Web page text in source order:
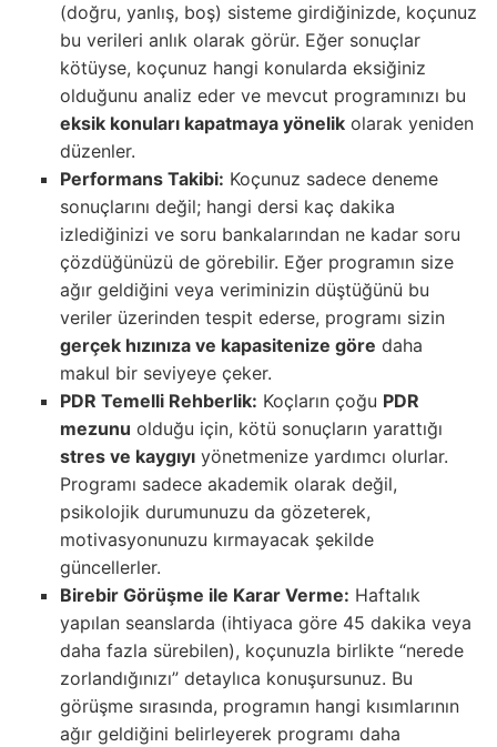
(doğru, yanlış, boş) sisteme girdiğinizde, koçunuz
bu verileri anlık olarak görür. Eğer sonuçlar
kötüyse, koçunuz hangi konularda eksiğiniz
olduğunu analiz eder ve mevcut programınızı bu
eksik konuları kapatmaya yönelikolarak yeniden
düzenler.
Performans Takibi: Koçunuz sadece deneme
sonuçlarını değil; hangi dersi kaç dakika
izlediğinizi ve soru bankalarından ne kadar soru
çözdüğünüzü de görebilir. Eğer programın size
ağır geldiğini veya veriminizin düştüğünü bu
veriler üzerinden tespit ederse, programı sizin
gerçek hızınıza ve kapasitenize göre daha
makul bir seviyeye çeker.
PDR Temelli Rehberlik: Koçların çoğu PDR
mezunu olduğu için, kötü sonuçların yarattığı
stres ve kaygıyıyönetmenize yardımcı olurlar.
Programı sadece akademik olarak değil,
psikolojik durumunuzu da gözeterek,
motivasyonunuzu kırmayacak şekilde
güncellerler.
Birebir Görüşme ile Karar Verme: Haftalık
yapılan seanslarda (ihtiyaca göre 45 dakika veya
daha fazla sürebilen), koçunuzla birlikte “nerede
zorlandığınızı” detaylıca konuşursunuz. Bu
görüşme sırasında, programın hangi kısımlarının
ağır geldiğini belirleyerek programı daha